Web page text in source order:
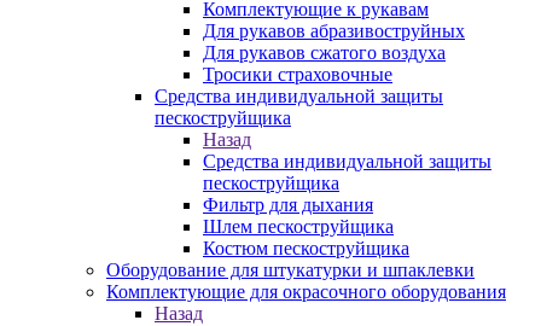
Комплектующие к рукавам
Для рукавов абразивоструйных
Для рукавов сжатого воздуха
Тросики страховочные
Средства индивидуальной защиты
пескоструйщика
Назад
Средства индивидуальной защиты
пескоструйщика
Фильтр для дыхания
Шлем пескоструйщика
Костюм пескоструйщика
Оборудование для штукатурки и шпаклевки
Комплектующие для окрасочного оборудования
Назад